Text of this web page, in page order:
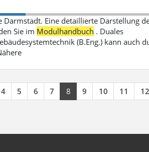
Darmstadt. Eine detaillierte Darstellung
Sie im Modulhandbuch . Duales
(B.Eng.) kann auch
4 5 6 7 8 9 10 11 12